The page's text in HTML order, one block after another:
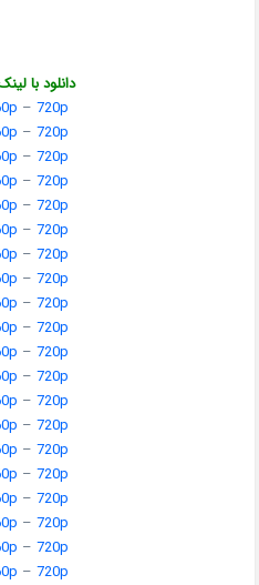
دانلود با
– 720p
– 720p
– 720p
– 720p
– 720p
– 720p
– 720p
– 720p
– 720p
– 720p
– 720p
– 720p
– 720p
– 720p
– 720p
– 720p
– 720p
– 720p
– 720p
– 720p